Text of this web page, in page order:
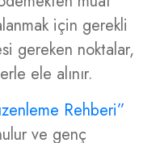
için gerekli
gereken noktalar,
ele alınır.
Rehberi”
ve genç